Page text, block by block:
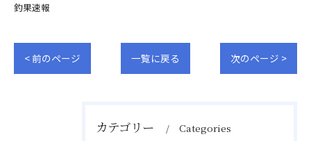
釣果速報
< 前のページ 一覧に戻る 次のページ >
カテゴリー Categories